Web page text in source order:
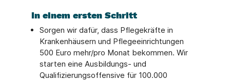
In einem ersten Schritt
Sorgen wir dafür, dass Pflegekräfte in
Krankenhäusern und Pflegeeinrichtungen
500 Euro mehr/pro Monat bekommen. Wir
starten eine Ausbildungs- und
Qualifizierungsoffensive für 100.000